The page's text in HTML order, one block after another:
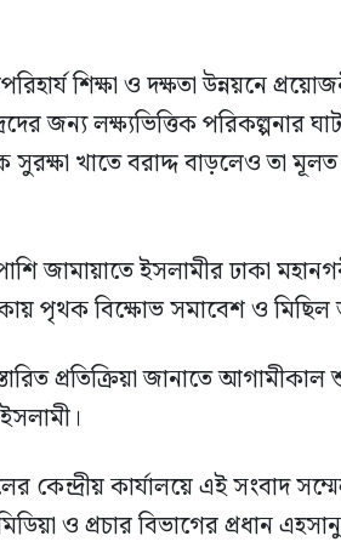
শিক্ষা ও দক্ষতা উন্নয়নে
জন্য লক্ষ্যভিত্তিক পরিকল্পনার
খাতে বরাদ্দ বাড়লেও তা
জামায়াতে ইসলামীর ঢাকা
পৃথক বিক্ষোভ সমাবেশ ও মিছিল
প্রতিক্রিয়া জানাতে
কেন্দ্রীয় কার্যালয়ে এই সংবাদ
ও প্রচার বিভাগের প্রধান